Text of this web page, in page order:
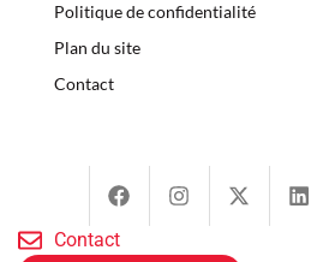
Politique de confidentialité
Plan du site
Contact
Contact